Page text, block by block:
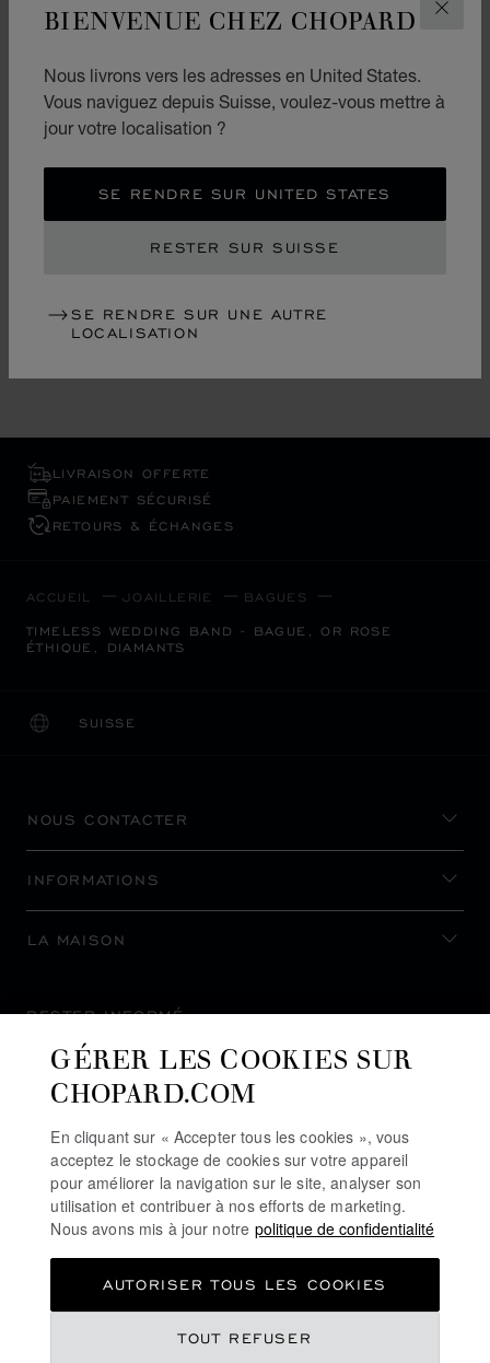
BIENVENUE CHEZ CHOPARD
Nous livrons vers les adresses en United States.
Vous naviguez depuis Suisse, voulez-vous mettre à
jour votre localisation ?
SE RENDRE SUR UNITED STATES
RESTER SUR SUISSE
SE RENDRE SUR UNE AUTRE
LOCALISATION
DESCRIPTION ET DÉTAILS
SERVICES EN LIGNE
VOUS POURRIEZ
ÉGALEMENT AIMER
LIVRAISON OFFERTE
PAIEMENT SÉCURISÉ
RETOURS & ÉCHANGES
ACCUEIL JOAILLERIE BAGUES
TIMELESS WEDDING BAND - BAGUE, OR ROSE
ÉTHIQUE, DIAMANTS
SUISSE
LOCALISATION (CHANGER DE PAYS)
CHANGER DE PAYS
NOUS CONTACTER
INFORMATIONS
LA MAISON
RESTER INFORMÉ
S’INSCRIRE À LA NEWSLETTER
POLITIQUE DES COOKIES
GÉRER LES COOKIES SUR
CHOPARD.COM
En cliquant sur « Accepter tous les cookies », vous
acceptez le stockage de cookies sur votre appareil
pour améliorer la navigation sur le site, analyser son
utilisation et contribuer à nos efforts de marketing.
Nous avons mis à jour notre politique de confidentialité
TOUT REFUSER
AUTORISER TOUS LES COOKIES